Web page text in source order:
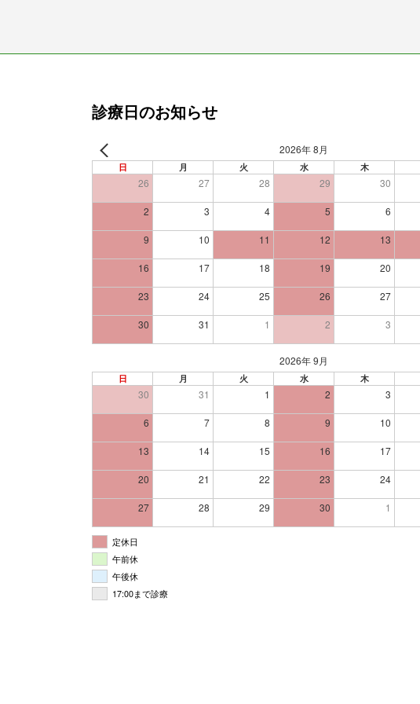
診療日のお知らせ
2026年 8月
日 月 火 水 木
26 27 28 29 30
2 3 4 5 6
9 10 11 12 13
16 17 18 19 20
23 24 25 26 27
30 31 1 2 3
2026年 9月
日 月 火 水 木
30 31 1 2 3
6 7 8 9 10
13 14 15 16 17
20 21 22 23 24
27 28 29 30 1
定休日
午前休
午後休
17:00まで診療